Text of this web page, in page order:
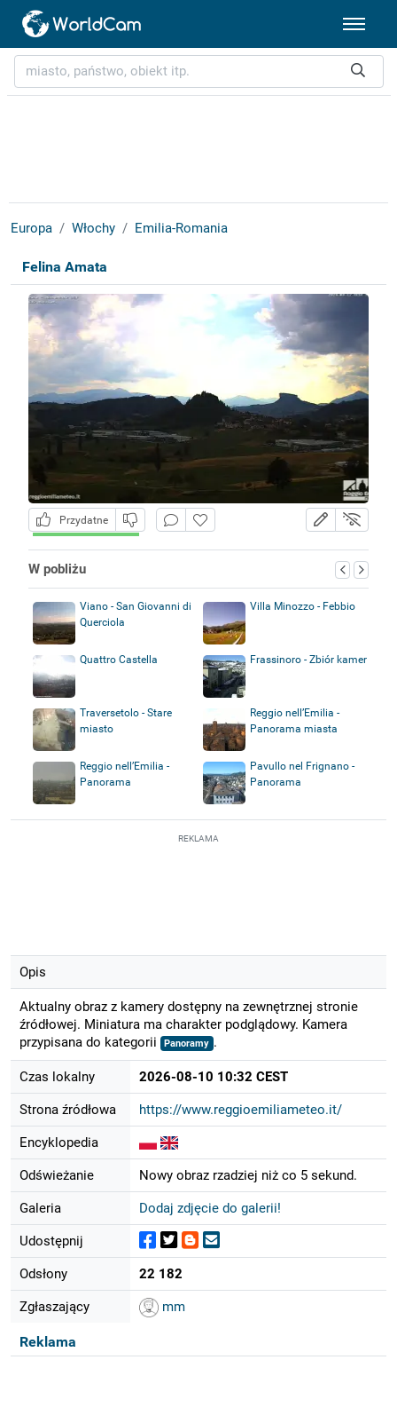
Europa Włochy Emilia-Romania
Felina Amata
Przydatne
W pobliżu
Viano - San Giovanni di
Querciola
Villa Minozzo - Febbio
Quattro Castella Frassinoro - Zbiór kamer
Traversetolo - Stare
miasto
Reggio nell’Emilia -
Panorama miasta
Reggio nell’Emilia -
Panorama
Pavullo nel Frignano -
Panorama
REKLAMA
Opis
Aktualny obraz z kamery dostępny na zewnętrznej stronie
źródłowej. Miniatura ma charakter podglądowy. Kamera
przypisana do kategorii
Panoramy .
Czas lokalny 2026-08-10 10:32 CEST
Strona źródłowa https://www.reggioemiliameteo.it/
Encyklopedia
Odświeżanie Nowy obraz rzadziej niż co 5 sekund.
Galeria Dodaj zdjęcie do galerii!
Udostępnij
Odsłony 22 182
Zgłaszający mm
Reklama